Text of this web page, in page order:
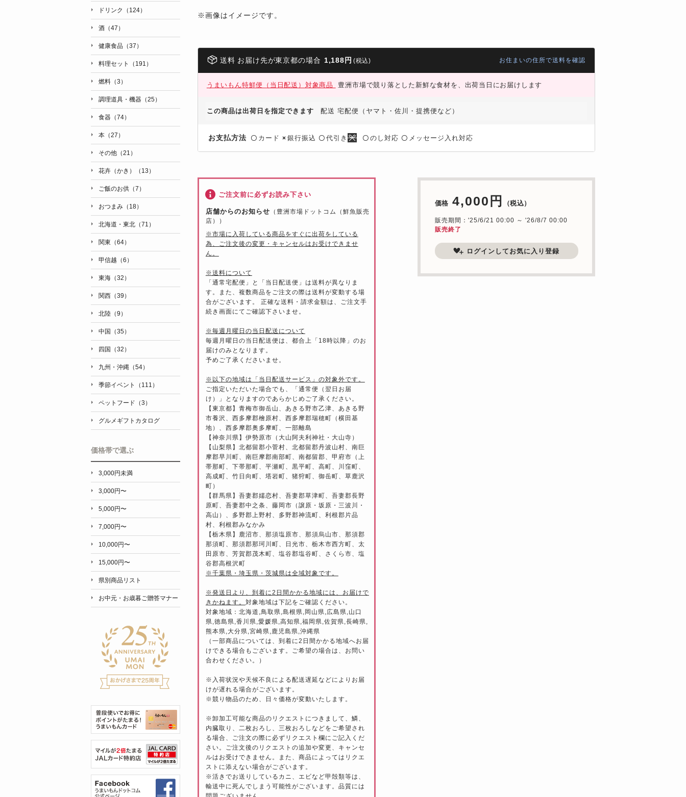
※画像はイメージです。
送料 お届け先が東京都の場合 1,188円 (税込) お住まいの住所で送料を確認
うまいもん特鮮便（当日配送）対象商品 豊洲市場で競り落とした新鮮な食材を、出荷当日にお届けします
この商品は出荷日を指定できます 配送 宅配便（ヤマト・佐川・提携便など）
お支払方法 〇 カード × 銀行振込 〇 代引き 〇 のし対応 〇 メッセージ入れ対応
価格 4,000円 （税込）
販売期間：'25/6/21 00:00 ～ '26/8/7 00:00
販売終了
ログインしてお気に入り登録
ご注文前に必ずお読み下さい
店舗からのお知らせ （豊洲市場ドットコム（鮮魚販売
店））
※市場に入荷している商品をすぐに出荷をしている
為、ご注文後の変更・キャンセルはお受けできませ
ん。
※送料について
「通常宅配便」と「当日配送便」は送料が異なりま
す。また、複数商品をご注文の際は送料が変動する場
合がございます。 正確な送料・請求金額は、ご注文手
続き画面にてご確認下さいませ。
※毎週月曜日の当日配送について
毎週月曜日の当日配送便は、都合上「18時以降」のお
届けのみとなります。
予めご了承くださいませ。
※以下の地域は「当日配送サービス」の対象外です。
ご指定いただいた場合でも、「通常便（翌日お届
け）」となりますのであらかじめご了承ください。
【東京都】青梅市御岳山、あきる野市乙津、あきる野
市養沢、西多摩郡檜原村、西多摩郡瑞穂町（横田基
地）、西多摩郡奥多摩町、一部離島
【神奈川県】伊勢原市（大山阿夫利神社・大山寺）
【山梨県】北都留郡小菅村、北都留郡丹波山村、南巨
摩郡早川町、南巨摩郡南部町、南都留郡、甲府市（上
帯那町、下帯那町、平瀬町、黒平町、高町、川窪町、
高成町、竹日向町、塔岩町、猪狩町、御岳町、草鹿沢
町）
【群馬県】吾妻郡嬬恋村、吾妻郡草津町、吾妻郡長野
原町、吾妻郡中之条、藤岡市（譲原・坂原・三波川・
高山）、多野郡上野村、多野郡神流町、利根郡片品
村、利根郡みなかみ
【栃木県】鹿沼市、那須塩原市、那須烏山市、那須郡
那須町、那須郡那珂川町、日光市、栃木市西方町、太
田原市、芳賀郡茂木町、塩谷郡塩谷町、さくら市、塩
谷郡高根沢町
※千葉県・埼玉県・茨城県は全域対象です。
※発送日より、到着に2日間かかる地域には、お届けで
きかねます。 対象地域は下記をご確認ください。
対象地域：北海道,鳥取県,島根県,岡山県,広島県,山口
県,徳島県,香川県,愛媛県,高知県,福岡県,佐賀県,長崎県,
熊本県,大分県,宮崎県,鹿児島県,沖縄県
（一部商品については、到着に2日間かかる地域へお届
けできる場合もございます。ご希望の場合は、お問い
合わせください。）
※入荷状況や天候不良による配送遅延などによりお届
けが遅れる場合がございます。
※競り物品のため、日々価格が変動いたします。
※卸加工可能な商品のリクエストにつきまして、鱗、
内臓取り、二枚おろし、三枚おろしなどをご希望され
る場合、ご注文の際に必ずリクエスト欄にご記入くだ
さい。ご注文後のリクエストの追加や変更、キャンセ
ルはお受けできません。また、商品によってはリクエ
ストに添えない場合がございます。
※活きでお送りしているカニ、エビなど甲殻類等は、
輸送中に死んでしまう可能性がございます。品質には
ドリンク（124）
酒（47）
健康食品（37）
料理セット（191）
燃料（3）
調理道具・機器（25）
食器（74）
本（27）
その他（21）
花卉（かき）（13）
ご飯のお供（7）
おつまみ（18）
北海道・東北（71）
関東（64）
甲信越（6）
東海（32）
関西（39）
北陸（9）
中国（35）
四国（32）
九州・沖縄（54）
季節イベント（111）
ペットフード（3）
グルメギフトカタログ
価格帯で選ぶ
3,000円未満
3,000円〜
5,000円〜
7,000円〜
10,000円〜
15,000円〜
県別商品リスト
お中元・お歳暮ご贈答マナー